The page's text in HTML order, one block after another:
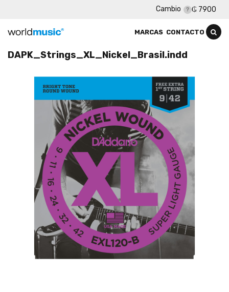
Cambio ₲ 7900
MARCAS CONTACTO
DAPK_Strings_XL_Nickel_Brasil.indd